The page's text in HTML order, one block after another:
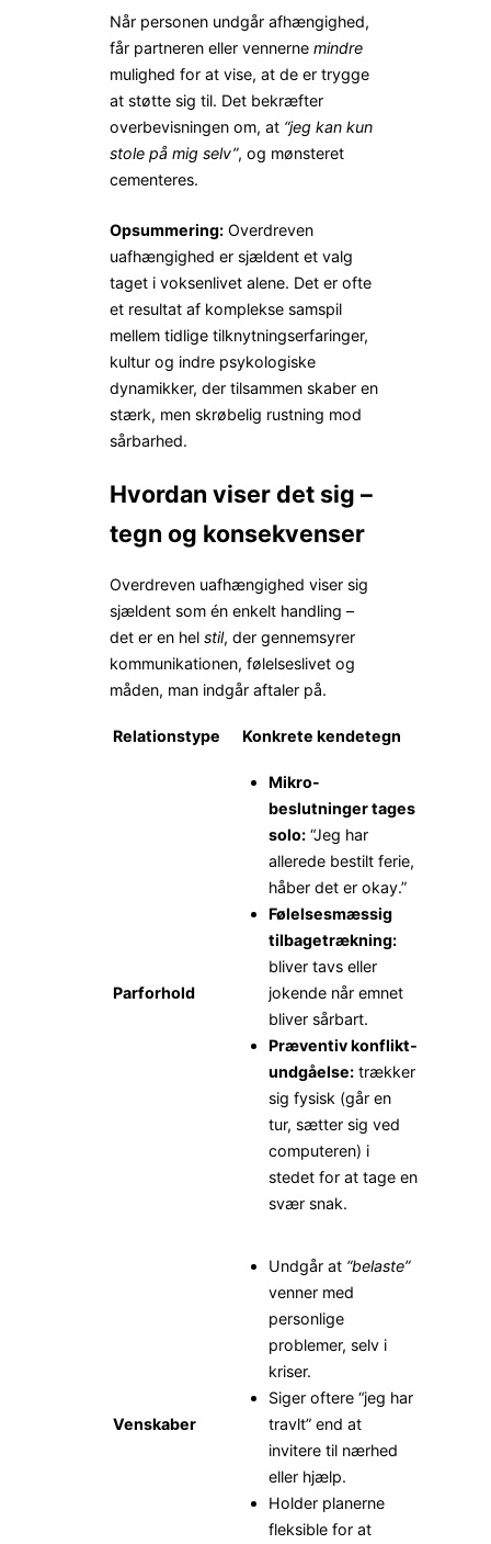
Når personen undgår afhængighed,
får partneren eller vennerne mindre
mulighed for at vise, at de er trygge
at støtte sig til. Det bekræfter
overbevisningen om, at “jeg kan kun
stole på mig selv”, og mønsteret
cementeres.
Opsummering: Overdreven
uafhængighed er sjældent et valg
taget i voksenlivet alene. Det er ofte
et resultat af komplekse samspil
mellem tidlige tilknytningserfaringer,
kultur og indre psykologiske
dynamikker, der tilsammen skaber en
stærk, men skrøbelig rustning mod
sårbarhed.
Hvordan viser det sig –
tegn og konsekvenser
Overdreven uafhængighed viser sig
sjældent som én enkelt handling –
det er en hel stil, der gennemsyrer
kommunikationen, følelseslivet og
måden, man indgår aftaler på.
Relationstype Konkrete kendetegn
Parforhold
Mikro-
beslutninger tages
solo: “Jeg har
allerede bestilt ferie,
håber det er okay.”
Følelsesmæssig
tilbagetrækning:
bliver tavs eller
jokende når emnet
bliver sårbart.
Præventiv konflikt­
undgåelse: trækker
sig fysisk (går en
tur, sætter sig ved
computeren) i
stedet for at tage en
svær snak.
Venskaber
Undgår at “belaste”
venner med
personlige
problemer, selv i
kriser.
Siger oftere “jeg har
travlt” end at
invitere til nærhed
eller hjælp.
Holder planerne
fleksible for at